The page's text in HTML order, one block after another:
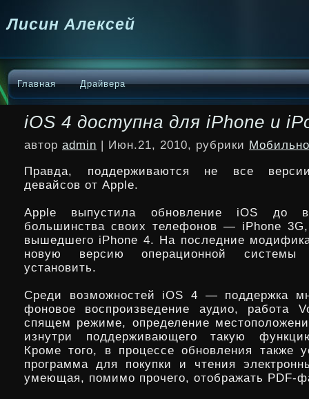
Лисин Алексей
Главная Драйвера
iOS 4 доступна для iPhone и
автор admin | Июн.21, 2010, рубрики
Правда, поддерживаются не все
девайсов от Apple.
Apple выпустила обновление iOS до
большинства своих телефонов — iPhone
вышедшего iPhone 4. На последние
новую версию операционной
установить.
Среди возможностей iOS 4 — поддержка
фоновое воспроизведение аудио, работа
спящем режиме, определение
изнутри поддерживающего такую
Кроме того, в процессе обновления также
программа для покупки и чтения
умеющая, помимо прочего, отображать PDF-